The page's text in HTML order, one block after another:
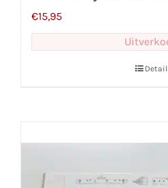
€15,95